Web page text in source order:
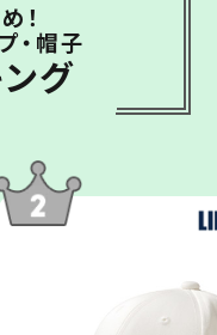
！
・帽子
グ